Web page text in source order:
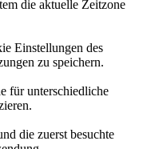
die aktuelle Zeitzone
Einstellungen des
zu speichern.
für unterschiedliche
die zuerst besuchte